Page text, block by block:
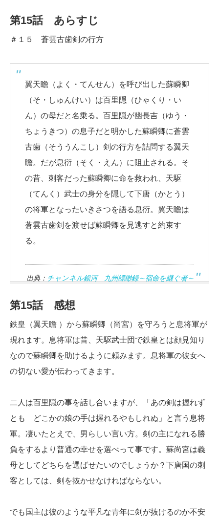
第15話 あらすじ
＃１５ 蒼雲古歯剣の行方
翼天瞻（よく・てんせん）を呼び出した蘇瞬卿
（そ・しゅんけい）は百里隠（ひゃくり・い
ん）の母だと名乗る。百里隠が幽長吉（ゆう・
ちょうきつ）の息子だと明かした蘇瞬卿に蒼雲
古歯（そううんこし）剣の行方を詰問する翼天
瞻。だが息衍（そく・えん）に阻止される。そ
の昔、刺客だった蘇瞬卿に命を救われ、天駆
（てんく）武士の身分を隠して下唐（かとう）
の将軍となったいきさつを語る息衍。翼天瞻は
蒼雲古歯剣を渡せば蘇瞬卿を見逃すと約束す
る。
出典： チャンネル銀河 九州縹緲録～宿命を継ぐ者～
第15話 感想
鉄皇（翼天瞻 ）から蘇瞬卿（尚宮）を守ろうと息将軍が
現れます。息将軍は昔、天駆武士団で鉄皇とは顔見知り
なので蘇瞬卿を助けるように頼みます。息将軍の彼女へ
の切ない愛が伝わってきます。
二人は百里隠の事を話し合いますが、「あの剣は握れず
とも どこかの娘の手は握れるやもしれぬ」と言う息将
軍。凄いたとえで、男らしい言い方。剣の主になれる勝
負をするより普通の幸せを選べって事です。蘇尚宮は義
母としてどちらを選ばせたいのでしょうか？下唐国の刺
客としては、剣を抜かせなければならない。
でも国主は彼のような平凡な青年に剣が抜けるのか不安